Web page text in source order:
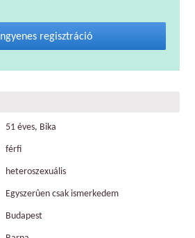
Ingyenes regisztráció
51 éves, Bika
férfi
heteroszexuális
Egyszerûen csak ismerkedem
Budapest